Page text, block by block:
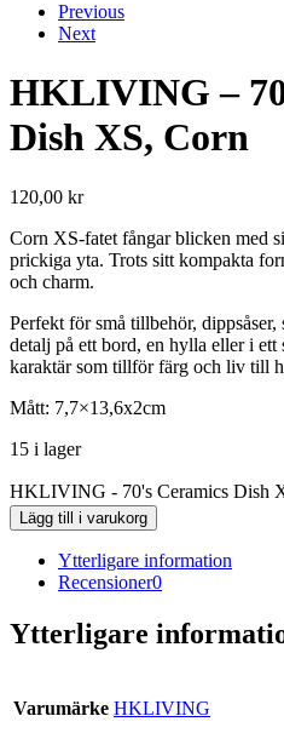
Previous
Next
HKLIVING –
Dish XS, Corn
120,00 kr
Corn XS-fatet fångar blicken med
prickiga yta. Trots sitt kompakta
och charm.
Perfekt för små tillbehör,
detalj på ett bord, en hylla eller i
karaktär som tillför färg och liv till
Mått: 7,7×13,6x2cm
15 i lager
HKLIVING - 70's Ceramics Dish
Lägg till i varukorg
Ytterligare information
Recensioner0
Ytterligare
Varumärke HKLIVING